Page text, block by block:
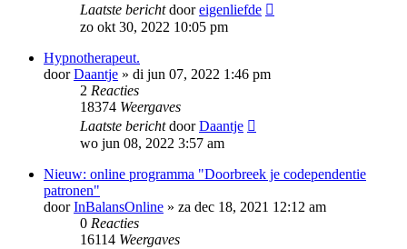
Laatste berichtdooreigenliefde
zo okt 30, 2022 10:05 pm
Hypnotherapeut.
doorDaantje » di jun 07, 2022 1:46 pm
2 Reacties
18374 Weergaves
Laatste berichtdoorDaantje
wo jun 08, 2022 3:57 am
Nieuw: online programma "Doorbreek je codependentie
patronen"
doorInBalansOnline » za dec 18, 2021 12:12 am
0 Reacties
16114 Weergaves